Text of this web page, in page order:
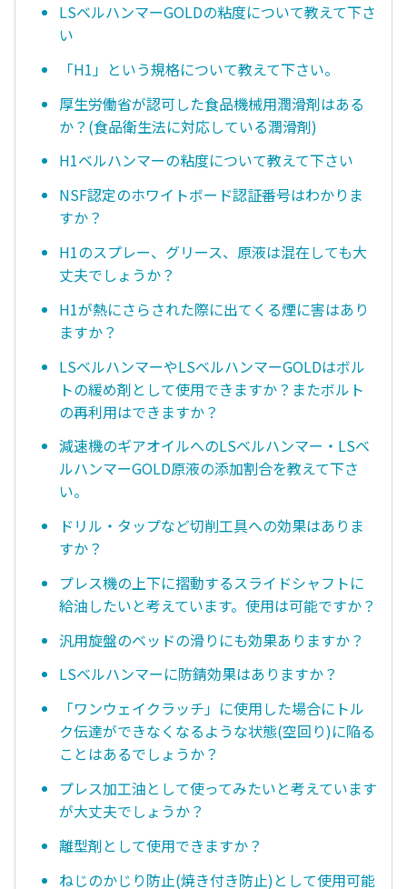
LSベルハンマーGOLDの粘度について教えて下さ
い
「H1」という規格について教えて下さい。
厚生労働省が認可した食品機械用潤滑剤はある
か？(食品衛生法に対応している潤滑剤)
H1ベルハンマーの粘度について教えて下さい
NSF認定のホワイトボード認証番号はわかりま
すか？
H1のスプレー、グリース、原液は混在しても大
丈夫でしょうか？
H1が熱にさらされた際に出てくる煙に害はあり
ますか？
LSベルハンマーやLSベルハンマーGOLDはボル
トの緩め剤として使用できますか？またボルト
の再利用はできますか？
減速機のギアオイルへのLSベルハンマー・LSベ
ルハンマーGOLD原液の添加割合を教えて下さ
い。
ドリル・タップなど切削工具への効果はありま
すか？
プレス機の上下に摺動するスライドシャフトに
給油したいと考えています。使用は可能ですか？
汎用旋盤のベッドの滑りにも効果ありますか？
LSベルハンマーに防錆効果はありますか？
「ワンウェイクラッチ」に使用した場合にトル
ク伝達ができなくなるような状態(空回り)に陥る
ことはあるでしょうか？
プレス加工油として使ってみたいと考えています
が大丈夫でしょうか？
離型剤として使用できますか？
ねじのかじり防止(焼き付き防止)として使用可能